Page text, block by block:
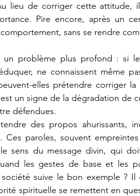
lieu de corriger cette attitude,
Pire encore, après un
sans se rendre
ne connaissent même
elles prétendre corriger
un signe de la dégradation de
défendues.
paroles, souvent
sens du message divin, qui
les gestes de base et les
suive le bon exemple ? Il
spirituelle se remettent en